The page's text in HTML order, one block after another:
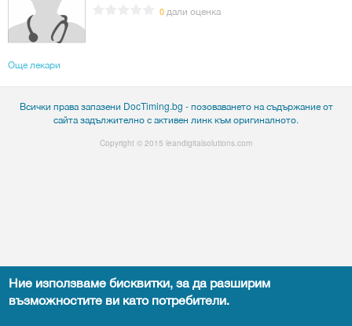
0 дали оценка
Още лекари
Всички права запазени DocTiming.bg - позоваването на съдържание от
сайта задължително с активен линк към оригиналното.
Copyright © 2015 leandigitalsolutions.com
Ние използваме бисквитки, за да разширим
възможностите ви като потребители.